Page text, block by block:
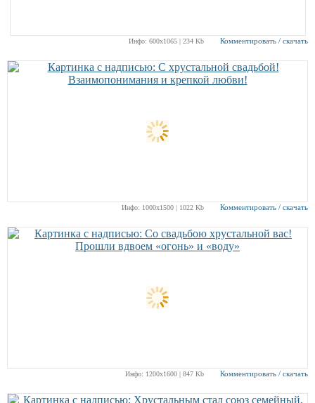
Инфо: 600х1065 | 234 Kb Комментировать / скачать
Инфо: 1000х1500 | 1022 Kb Комментировать / скачать
Инфо: 1200х1600 | 847 Kb Комментировать / скачать